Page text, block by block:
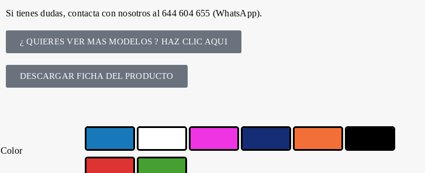
Si tienes dudas, contacta con nosotros al 644 604 655 (WhatsApp).
¿ QUIERES VER MAS MODELOS ? HAZ CLIC AQUI
DESCARGAR FICHA DEL PRODUCTO
Color